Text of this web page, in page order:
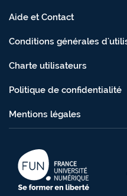
Aide et Contact
Conditions générales
Charte utilisateurs
Politique de confidentialité
Mentions légales